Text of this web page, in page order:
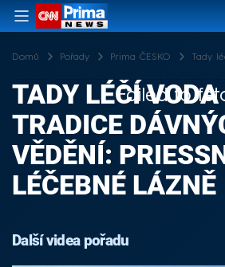
Domů Pořady Prima ČESKO Tady
Failed to
TADY LÉČÍ
TRADICE
VĚDĚNÍ:
LÉČEBNÉ LÁZNĚ
Další videa pořadu